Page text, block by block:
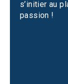
s’initier au
passion !